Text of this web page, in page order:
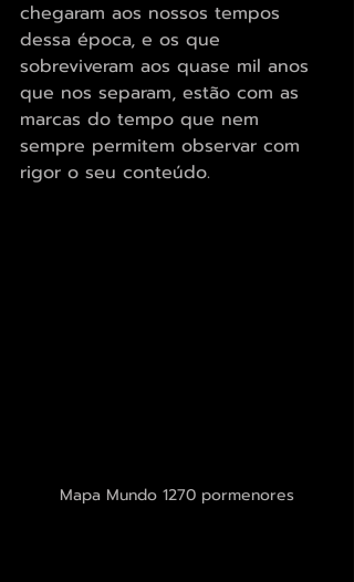
chegaram aos nossos tempos
dessa época, e os que
sobreviveram aos quase mil anos
que nos separam, estão com as
marcas do tempo que nem
sempre permitem observar com
rigor o seu conteúdo.
Mapa Mundo 1270 pormenores